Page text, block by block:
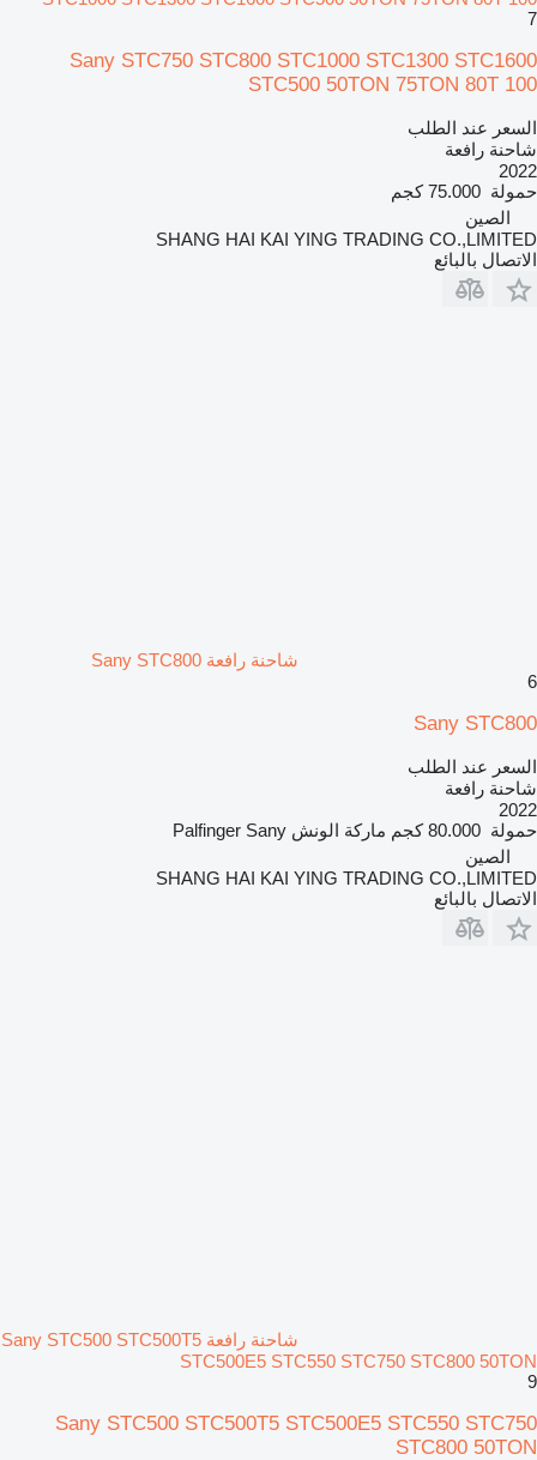
7
Sany STC750 STC800 STC1000 STC1300 STC1600
STC500 50TON 75TON 80T 100
السعر عند الطلب
شاحنة رافعة
2022
حمولة 75.000 كجم
الصين
SHANG HAI KAI YING TRADING CO.,LIMITED
الاتصال بالبائع
شاحنة رافعة Sany STC800
6
Sany STC800
السعر عند الطلب
شاحنة رافعة
2022
حمولة 80.000 كجم ماركة الونش Palfinger Sany
الصين
SHANG HAI KAI YING TRADING CO.,LIMITED
الاتصال بالبائع
شاحنة رافعة Sany STC500 STC500T5
STC500E5 STC550 STC750 STC800 50TON
9
Sany STC500 STC500T5 STC500E5 STC550 STC750
STC800 50TON